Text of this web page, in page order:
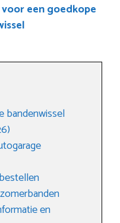
een goedkope
bandenwissel
en